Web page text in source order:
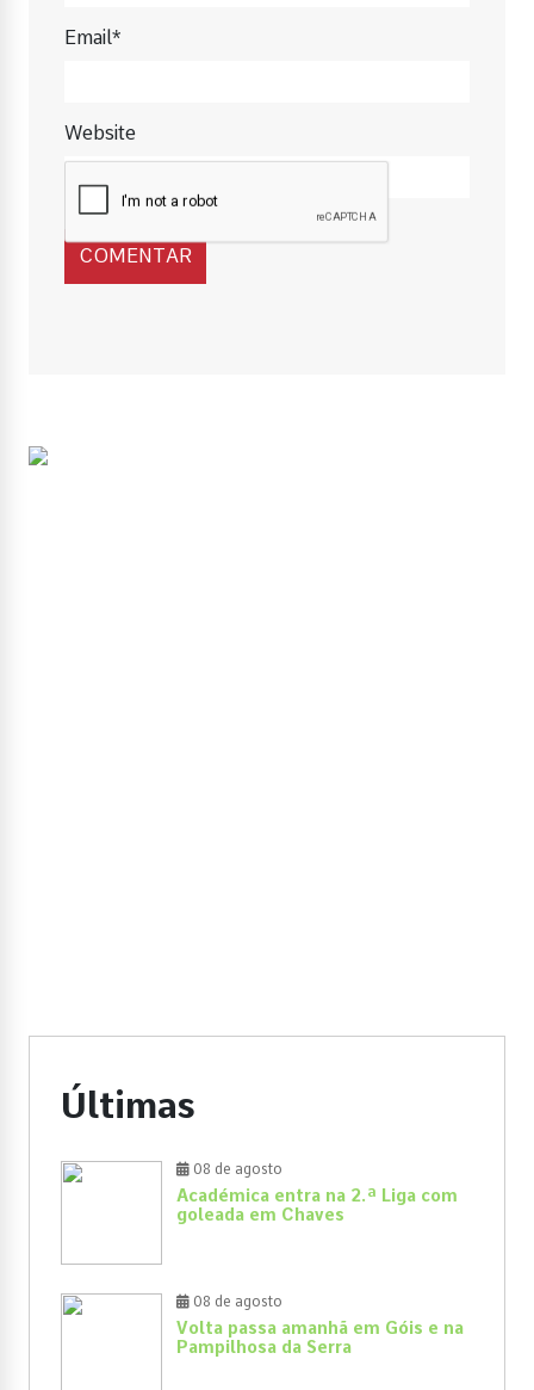
Email*
Website
Últimas
08 de agosto
Académica entra na 2.ª Liga com
goleada em Chaves
08 de agosto
Volta passa amanhã em Góis e na
Pampilhosa da Serra